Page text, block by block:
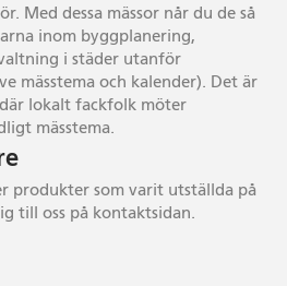
Med dessa mässor når du de så
inom byggplanering,
i städer utanför
mässtema och kalender). Det är
lokalt fackfolk möter
mässtema.
produkter som varit utställda på
till oss på kontaktsidan.